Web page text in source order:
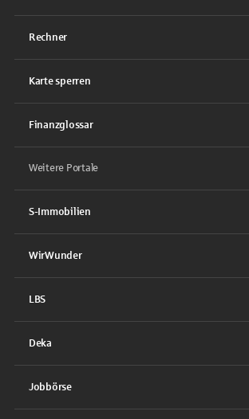
Rechner
Karte sperren
Finanzglossar
Weitere Portale
S-Immobilien
WirWunder
LBS
Deka
Jobbörse